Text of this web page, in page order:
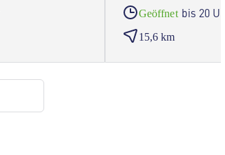
Geöffnet bis 20 Uhr
15,6 km